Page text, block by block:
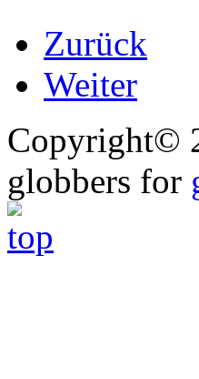
Zurück
Weiter
Copyright©
globbers for